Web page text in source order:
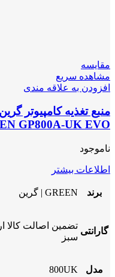
مقایسه
مشاهده سریع
افزودن به علاقه مندی
GP800A-UK EVO
ناموجود
اطلاعات بیشتر
برند GREEN | گرین
گارانتی
تضمین اصالت کالا
سبز
مدل 800UK